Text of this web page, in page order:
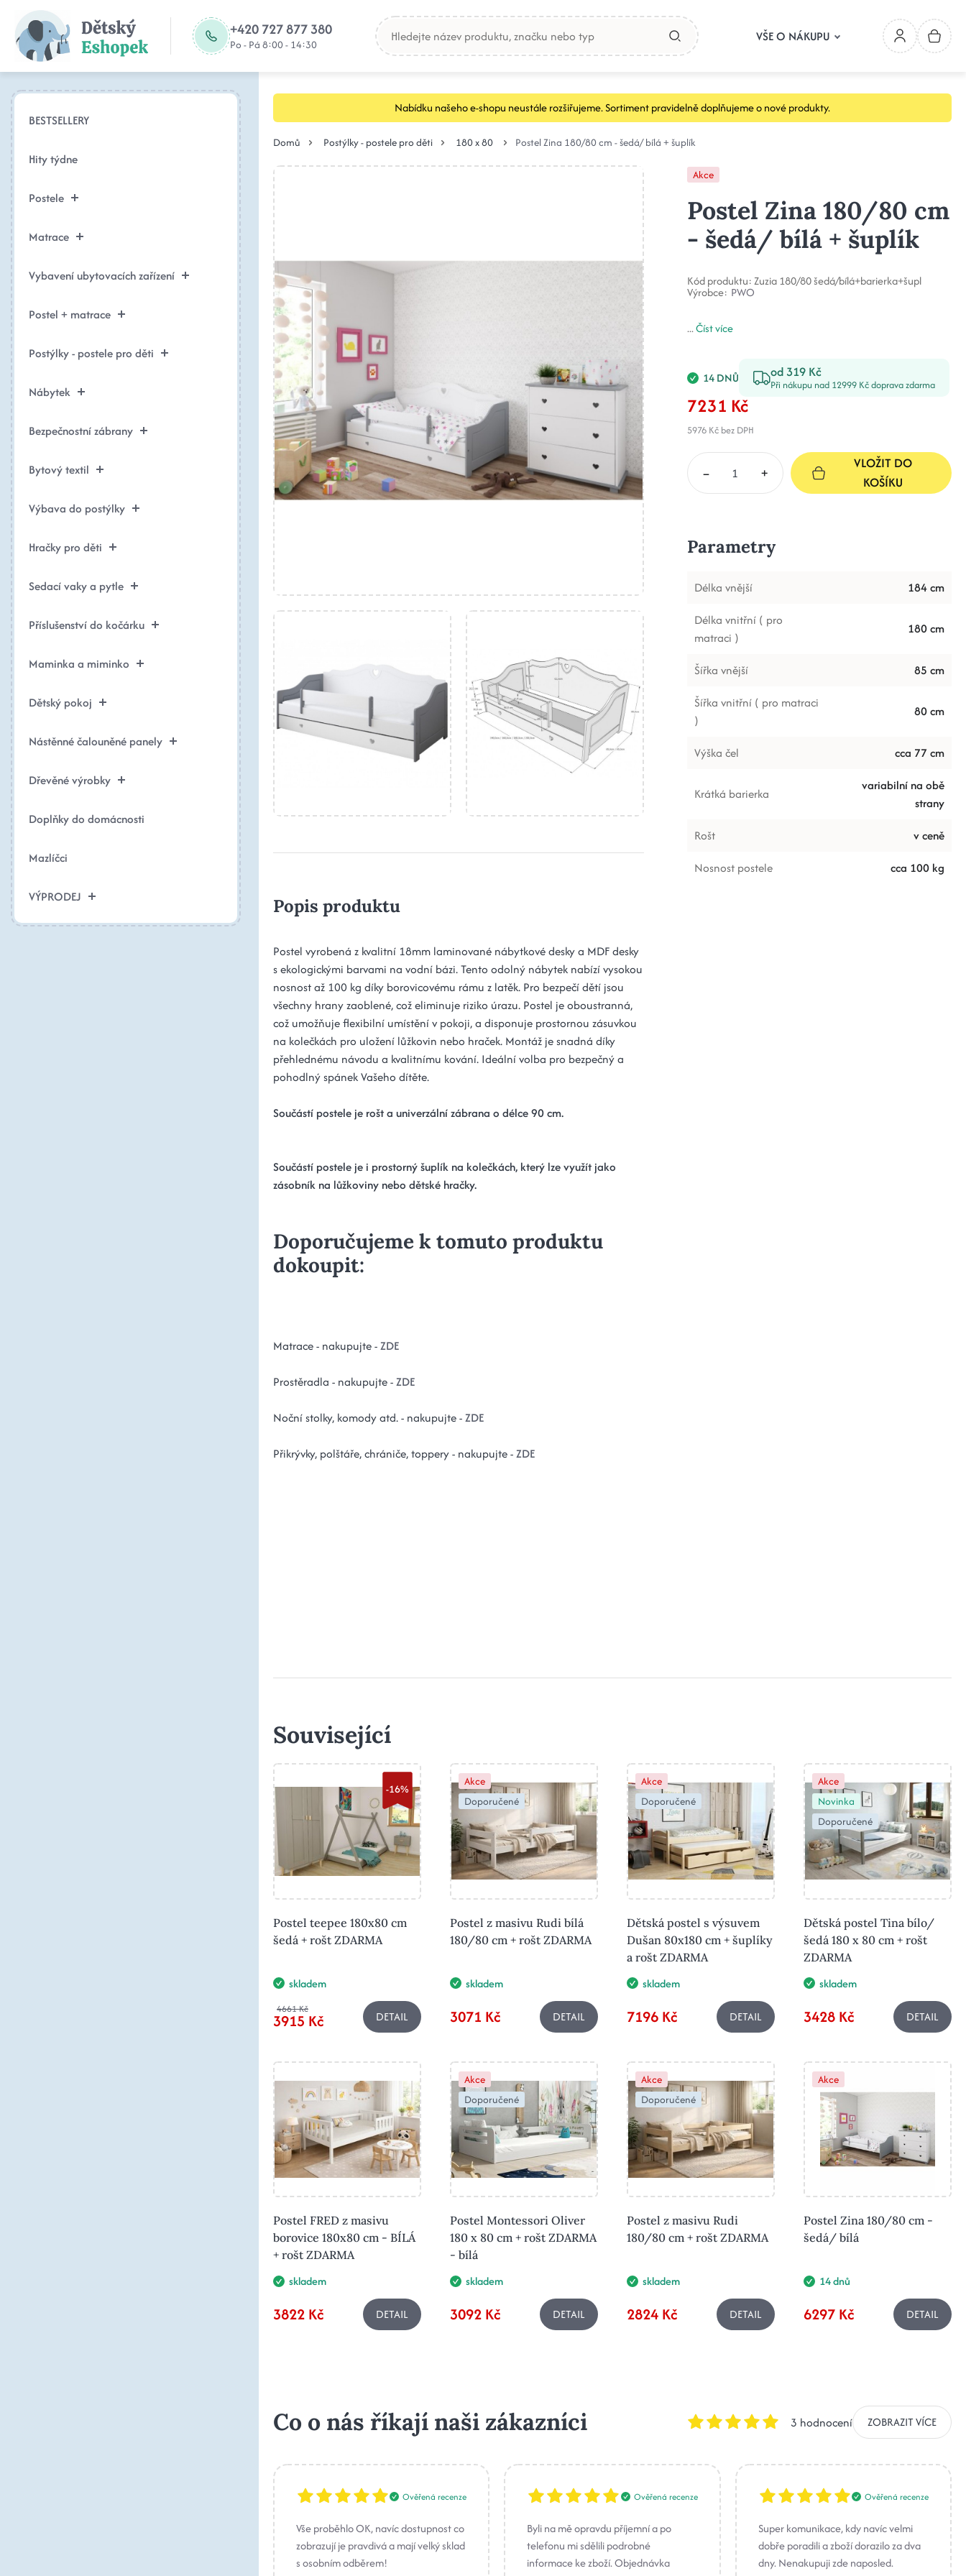
+420 727 877 380
Po - Pá 8:00 - 14:30
VŠE O NÁKUPU
BESTSELLERY
Hity týdne
Postele
Matrace
Vybavení ubytovacích zařízení
Postel + matrace
Postýlky - postele pro děti
Nábytek
Bezpečnostní zábrany
Bytový textil
Výbava do postýlky
Hračky pro děti
Sedací vaky a pytle
Příslušenství do kočárku
Maminka a miminko
Dětský pokoj
Nástěnné čalouněné panely
Dřevěné výrobky
Doplňky do domácnosti
Mazlíčci
VÝPRODEJ
Nabídku našeho e-shopu neustále rozšiřujeme. Sortiment pravidelně doplňujeme o nové produkty.
Domů Postýlky - postele pro děti 180 x 80 Postel Zina 180/80 cm - šedá/ bílá + šuplík
Popis produktu
Postel vyrobená z kvalitní 18mm laminované nábytkové desky a MDF desky
s ekologickými barvami na vodní bázi. Tento odolný nábytek nabízí vysokou
nosnost až 100 kg díky borovicovému rámu z latěk. Pro bezpečí dětí jsou
všechny hrany zaoblené, což eliminuje riziko úrazu. Postel je oboustranná,
což umožňuje flexibilní umístění v pokoji, a disponuje prostornou zásuvkou
na kolečkách pro uložení lůžkovin nebo hraček. Montáž je snadná díky
přehlednému návodu a kvalitnímu kování. Ideální volba pro bezpečný a
pohodlný spánek Vašeho dítěte.
Součástí postele je rošt a univerzální zábrana o délce 90 cm.
Součástí postele je i prostorný šuplík na kolečkách, který lze využít jako
zásobník na lůžkoviny nebo dětské hračky.
Doporučujeme k tomuto produktu
dokoupit:
Matrace - nakupujte -ZDE
Prostěradla - nakupujte -ZDE
Noční stolky, komody atd. - nakupujte -ZDE
Přikrývky, polštáře, chrániče, toppery - nakupujte -ZDE
Akce
Postel Zina 180/80 cm
- šedá/ bílá + šuplík
Kód produktu:Zuzia 180/80 šedá/bílá+barierka+šupl
Výrobce: PWO
...Číst více
14 DNŮ od 319 Kč
Při nákupu nad 12999 Kč doprava zdarma
7231 Kč
5976 Kčbez DPH
– +
VLOŽIT DO
KOŠÍKU
Parametry
Délka vnější
184 cm
Délka vnitřní ( pro
matraci )
180 cm
Šířka vnější
85 cm
Šířka vnitřní ( pro matraci
)
80 cm
Výška čel cca 77 cm
Krátká barierka
variabilní na obě
strany
Rošt
v ceně
Nosnost postele
cca 100 kg
Související
-16%
Postel teepee 180x80 cm
šedá + rošt ZDARMA
skladem
4661 Kč
3915 Kč DETAIL
Akce
Doporučené
Postel z masivu Rudi bílá
180/80 cm + rošt ZDARMA
skladem
3071 Kč DETAIL
Akce
Doporučené
Dětská postel s výsuvem
Dušan 80x180 cm + šuplíky
a rošt ZDARMA
skladem
7196 Kč DETAIL
Akce
Novinka
Doporučené
Dětská postel Tina bílo/
šedá 180 x 80 cm + rošt
ZDARMA
skladem
3428 Kč DETAIL
Postel FRED z masivu
borovice 180x80 cm - BÍLÁ
+ rošt ZDARMA
skladem
3822 Kč DETAIL
Akce
Doporučené
Postel Montessori Oliver
180 x 80 cm + rošt ZDARMA
- bílá
skladem
3092 Kč DETAIL
Akce
Doporučené
Postel z masivu Rudi
180/80 cm + rošt ZDARMA
skladem
2824 Kč DETAIL
Akce
Postel Zina 180/80 cm -
šedá/ bílá
14 dnů
6297 Kč DETAIL
Co o nás říkají naši zákazníci 3 hodnocení ZOBRAZIT VÍCE
Ověřená recenze
Vše proběhlo OK, navíc dostupnost co
zobrazují je pravdivá a mají velký sklad
s osobním odběrem!
Ověřená recenze
Byli na mě opravdu příjemní a po
telefonu mi sdělili podrobné
informace ke zboží. Objednávka
Ověřená recenze
Super komunikace, kdy navíc velmi
dobře poradili a zboží dorazilo za dva
dny. Nenakupuji zde naposled.